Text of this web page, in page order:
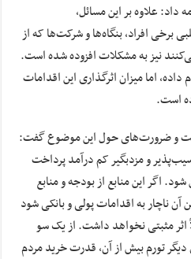
داد: علاوه بر این مسائل،
افراد، بنگاه‌ها و شرکت‌ها که از
نیز به مشکلات افزوده شده است.
اما میزان اثرگذاری این اقدامات
است.
و ضرورت‌های حول این موضوع گفت:
و مزدبگیر کم درآمد پرداخت
اگر این منابع از بودجه و منابع
آن ناچار به اقدامات پولی و بانکی شود
مثبتی نخواهد داشت. از یک سو
دیگر تورم بیش از آن، قدرت خرید مردم